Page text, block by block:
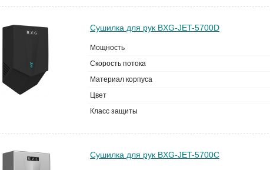
Сушилка для рук BXG-JET-5700D
Мощность
Скорость потока
Материал корпуса
Цвет
Класс защиты
Сушилка для рук BXG-JET-5700C